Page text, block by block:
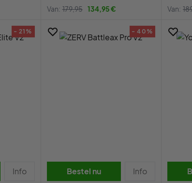
Van: 179,95 134,95 €
Van:
- 21%
Info
- 40%
Bestel nu Info